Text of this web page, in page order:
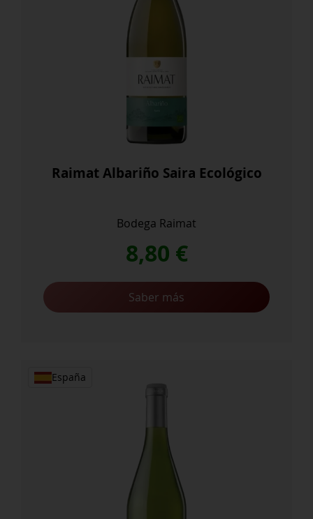
Raimat Albariño Saira Ecológico
Bodega Raimat
8,80 €
Saber más
España